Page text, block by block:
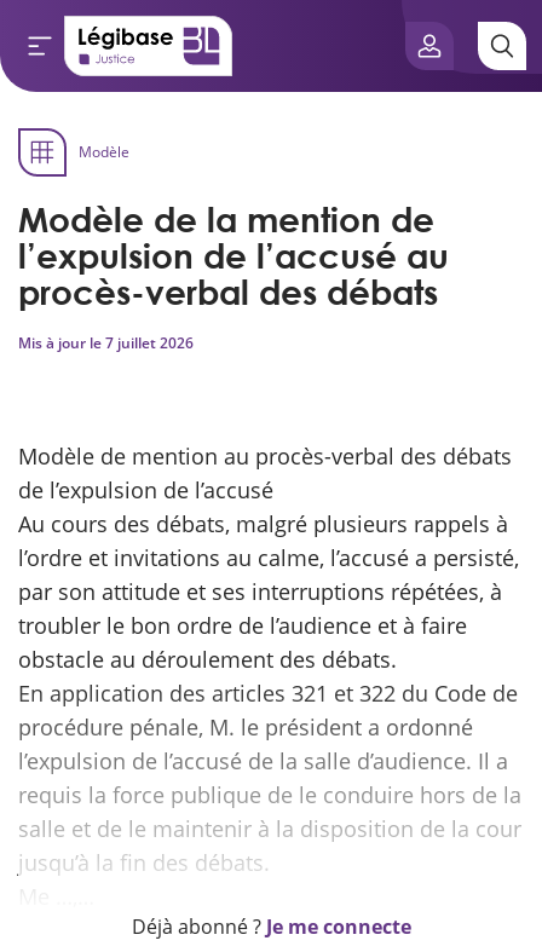
de l’expert
Modèle
Modèle de la mention de
l’expulsion de l’accusé au
procès-verbal des débats
Mis à jour le7 juillet 2026
Modèle de mention au procès-verbal des débats
de l’expulsion de l’accusé
Au cours des débats, malgré plusieurs rappels à
l’ordre et invitations au calme, l’accusé a persisté,
par son attitude et ses interruptions répétées, à
troubler le bon ordre de l’audience et à faire
obstacle au déroulement des débats.
En application des articles 321 et 322 du Code de
procédure pénale, M. le président a ordonné
l’expulsion de l’accusé de la salle d’audience. Il a
requis la force publique de le conduire hors de la
salle et de le maintenir à la disposition de la cour
jusqu’à la fin des débats.
Déjà abonné ? Je me connecte